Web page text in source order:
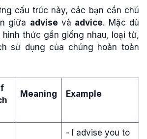
cấu trúc này, các bạn cần chú
giữa advise và advice. Mặc dù
thức gần giống nhau, loại từ,
sử dụng của chúng hoàn toàn
Meaning Example
- I advise you to